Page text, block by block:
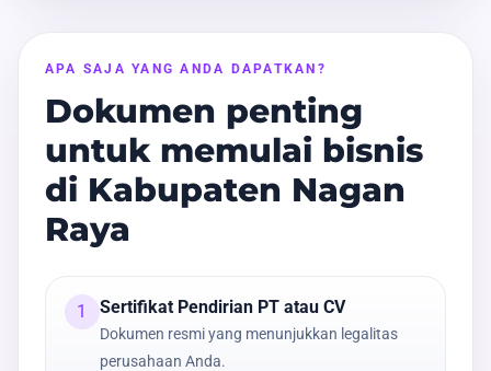
APA SAJA YANG ANDA DAPATKAN?
Dokumen penting
untuk memulai bisnis
di Kabupaten Nagan
Raya
1 Sertifikat Pendirian PT atau CV
Dokumen resmi yang menunjukkan legalitas
perusahaan Anda.